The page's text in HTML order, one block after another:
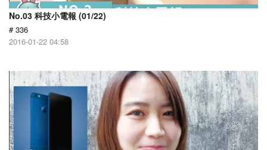
No.03 科技小電報 (01/22)
# 336
2016-01-22 04:58